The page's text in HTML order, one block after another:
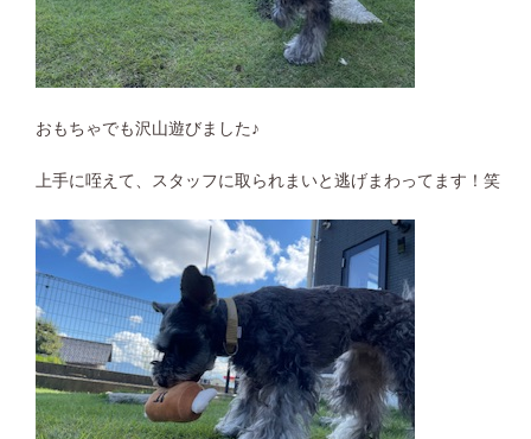
おもちゃでも沢山遊びました♪
上手に咥えて、スタッフに取られまいと逃げまわってます！笑